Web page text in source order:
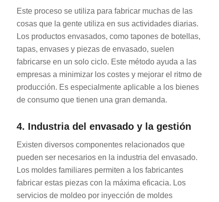
Este proceso se utiliza para fabricar muchas de las
cosas que la gente utiliza en sus actividades diarias.
Los productos envasados, como tapones de botellas,
tapas, envases y piezas de envasado, suelen
fabricarse en un solo ciclo. Este método ayuda a las
empresas a minimizar los costes y mejorar el ritmo de
producción. Es especialmente aplicable a los bienes
de consumo que tienen una gran demanda.
4. Industria del envasado y la gestión
Existen diversos componentes relacionados que
pueden ser necesarios en la industria del envasado.
Los moldes familiares permiten a los fabricantes
fabricar estas piezas con la máxima eficacia. Los
servicios de moldeo por inyección de moldes